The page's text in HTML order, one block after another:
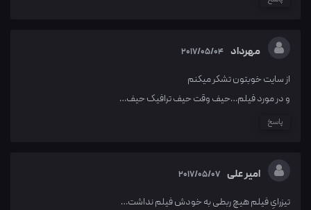
مهرداد 2017/05/04
از سایت خوبتون تشکر میکنم
و در مورد فیلم…حیف وقت حیف ترافیک حیف…
پاسخ
امیر علی 2017/05/07
تیزرایِ فیلم هیچ ربطی به خودش فیلم نداشت…